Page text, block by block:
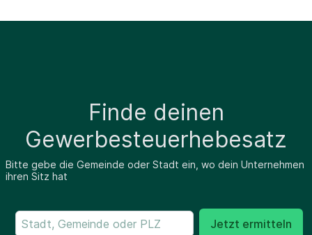
Finde deinen
Gewerbesteuerhebesatz
Bitte gebe die Gemeinde oder Stadt ein, wo dein Unternehmen
ihren Sitz hat
Jetzt ermitteln